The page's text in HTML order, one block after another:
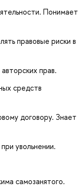
Понимает
правовые риски в
прав.
средств
договору. Знает
увольнении.
самозанятого.